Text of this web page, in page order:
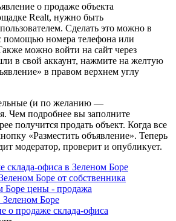
о продаже объекта
Realt, нужно быть
Сделать это можно в
помощью номера телефона или
можно войти на сайт через
в свой аккаунт, нажмите на желтую
в правом верхнем углу
(и по желанию —
Чем подробнее вы заполните
получится продать объект. Когда все
«Разместить объявление». Теперь
модератор, проверит и опубликует.
склада-офиса в Зеленом Боре
Боре от собственника
Боре цены - продажа
Зеленом Боре
о продаже склада-офиса